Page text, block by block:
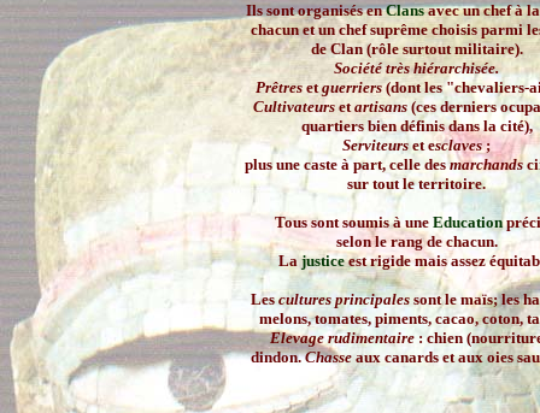
Ils sont organisés enClansavec un chef à
chacun et un chef suprême choisis parmi
de Clan (rôle surtout militaire).
Société très hiérarchisée.
Prêtres etguerriers(dont les "chevaliers-
Cultivateurs etartisans (ces derniers
quartiers bien définis dans la cité),
Serviteurset esclaves;
plus une caste à part, celle desmarchands
sur tout le territoire.
Tous sont soumis à une Education
selon le rang de chacun.
Lajusticeest rigide mais assez
Lescultures principales sont le maïs; les
melons, tomates, piments, cacao, coton,
Elevage rudimentaire : chien
dindon.Chasse aux canards et aux oies